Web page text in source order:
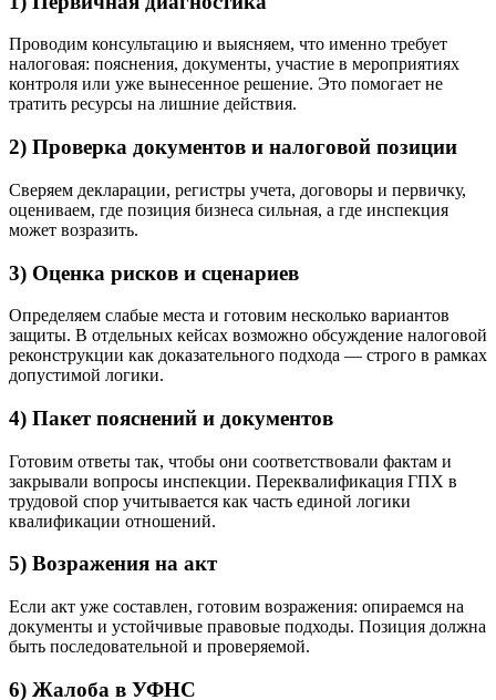
Проводим консультацию и выясняем, что именно требует
налоговая: пояснения, документы, участие в мероприятиях
контроля или уже вынесенное решение. Это помогает не
тратить ресурсы на лишние действия.
2) Проверка документов и налоговой позиции
Сверяем декларации, регистры учета, договоры и первичку,
оцениваем, где позиция бизнеса сильная, а где инспекция
может возразить.
3) Оценка рисков и сценариев
Определяем слабые места и готовим несколько вариантов
защиты. В отдельных кейсах возможно обсуждение налоговой
реконструкции как доказательного подхода — строго в рамках
допустимой логики.
4) Пакет пояснений и документов
Готовим ответы так, чтобы они соответствовали фактам и
закрывали вопросы инспекции. Переквалификация ГПХ в
трудовой спор учитывается как часть единой логики
квалификации отношений.
5) Возражения на акт
Если акт уже составлен, готовим возражения: опираемся на
документы и устойчивые правовые подходы. Позиция должна
быть последовательной и проверяемой.
6) Жалоба в УФНС